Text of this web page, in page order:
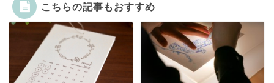
こちらの記事もおすすめ